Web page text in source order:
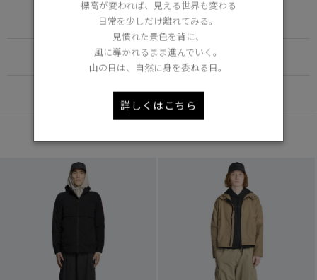
Learn more about TEI
FUNCTION
DETAIL
標高が変われば、見える世界も変わる
日常を少しだけ離れてみる。
見慣れた景色を背に、
風に導かれるまま進んでいく。
山の日は、自然に身を委ねる日。
詳しくはこちら